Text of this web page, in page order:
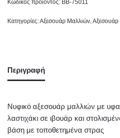
Κωδικός προϊόντος: BB-75011
Κατηγορίες:Αξεσουάρ Μαλλιών,Αξεσουάρ
Περιγραφή
Νυφικό αξεσουάρ μαλλιών με
λαστιχάκι σε ιβουάρ και
βάση με τοποθετημένα στρας